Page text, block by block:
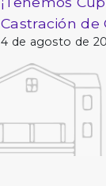
Castración de
4 de agosto de